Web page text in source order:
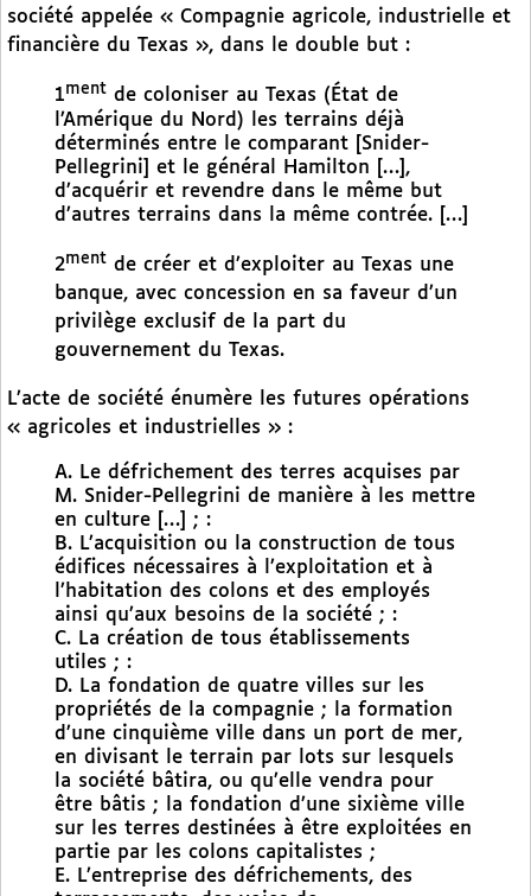
société appelée « Compagnie agricole, industrielle et
financière du Texas », dans le double but :
1ment de coloniser au Texas (État de
l’Amérique du Nord) les terrains déjà
déterminés entre le comparant [Snider-
Pellegrini] et le général Hamilton […],
d’acquérir et revendre dans le même but
d’autres terrains dans la même contrée. […]
2ment de créer et d’exploiter au Texas une
banque, avec concession en sa faveur d’un
privilège exclusif de la part du
gouvernement du Texas.
L’acte de société énumère les futures opérations
« agricoles et industrielles » :
A. Le défrichement des terres acquises par
M. Snider-Pellegrini de manière à les mettre
en culture […] ; :
B. L’acquisition ou la construction de tous
édifices nécessaires à l’exploitation et à
l’habitation des colons et des employés
ainsi qu’aux besoins de la société ; :
C. La création de tous établissements
utiles ; :
D. La fondation de quatre villes sur les
propriétés de la compagnie ; la formation
d’une cinquième ville dans un port de mer,
en divisant le terrain par lots sur lesquels
la société bâtira, ou qu’elle vendra pour
être bâtis ; la fondation d’une sixième ville
sur les terres destinées à être exploitées en
partie par les colons capitalistes ;
E. L’entreprise des défrichements, des